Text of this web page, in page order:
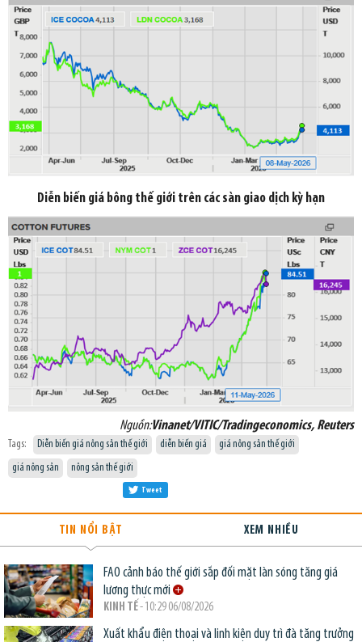
Diễn biến giá bông thế giới trên các sàn giao dịch kỳ hạn
Nguồn:Vinanet/VITIC/Tradingeconomics, Reuters
Tags: Diễn biến giá nông sản thế giới diễn biến giá
giá nông sản thế giới
giá nông sản
nông sản thế giới
Tweet
TIN NỔI BẬT XEM NHIỀU
FAO cảnh báo thế giới sắp đối mặt làn sóng tăng giá
lương thực mới
KINH TẾ- 10:29 06/08/2026
Xuất khẩu điện thoại và linh kiện duy trì đà tăng trưởng